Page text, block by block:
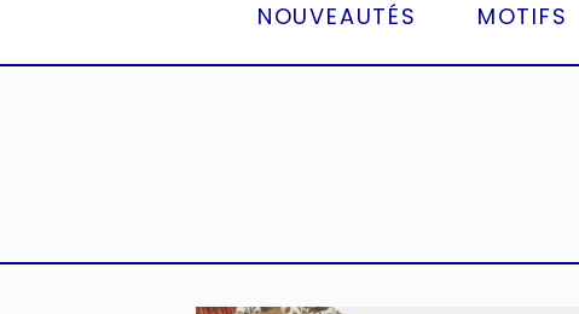
NOUVEAUTÉS MOTIFS